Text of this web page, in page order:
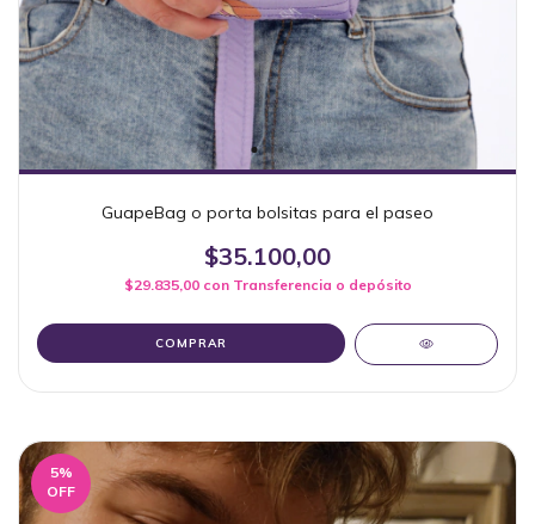
GuapeBag o porta bolsitas para el paseo
$35.100,00
$29.835,00 con Transferencia o depósito
COMPRAR
5%
OFF